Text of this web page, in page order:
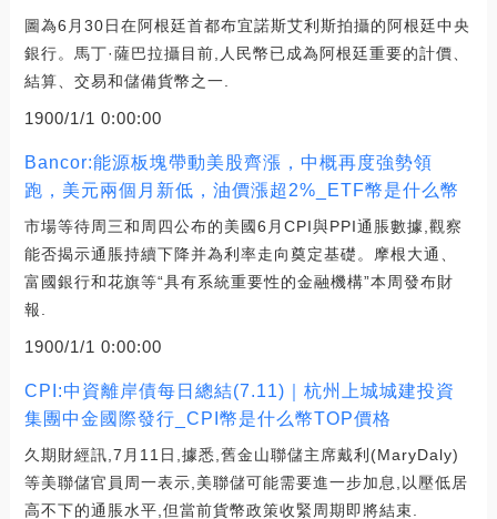
圖為6月30日在阿根廷首都布宜諾斯艾利斯拍攝的阿根廷中央
銀行。馬丁·薩巴拉攝目前,人民幣已成為阿根廷重要的計價、
結算、交易和儲備貨幣之一.
1900/1/1 0:00:00
Bancor:能源板塊帶動美股齊漲，中概再度強勢領
跑，美元兩個月新低，油價漲超2%_ETF幣是什么幣
市場等待周三和周四公布的美國6月CPI與PPI通脹數據,觀察
能否揭示通脹持續下降并為利率走向奠定基礎。摩根大通、
富國銀行和花旗等“具有系統重要性的金融機構”本周發布財
報.
1900/1/1 0:00:00
CPI:中資離岸債每日總結(7.11)｜杭州上城城建投資
集團中金國際發行_CPI幣是什么幣TOP價格
久期財經訊,7月11日,據悉,舊金山聯儲主席戴利(MaryDaly)
等美聯儲官員周一表示,美聯儲可能需要進一步加息,以壓低居
高不下的通脹水平,但當前貨幣政策收緊周期即將結束.